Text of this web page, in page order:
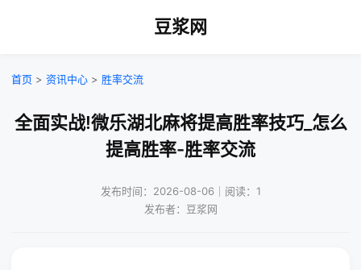
豆浆网
首页 > 资讯中心 > 胜率交流
全面实战!微乐湖北麻将提高胜率技巧_怎么
提高胜率-胜率交流
发布时间：2026-08-06｜阅读：1
发布者：豆浆网